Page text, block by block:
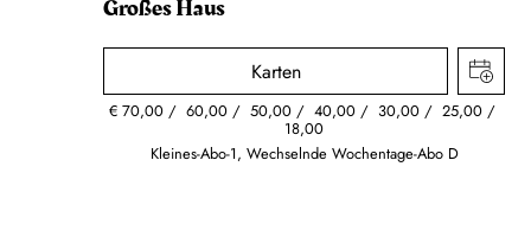
Großes Haus
Karten
€ 70,00 60,00 50,00 40,00 30,00 25,00
18,00
Kleines-Abo-1, Wechselnde Wochentage-Abo D